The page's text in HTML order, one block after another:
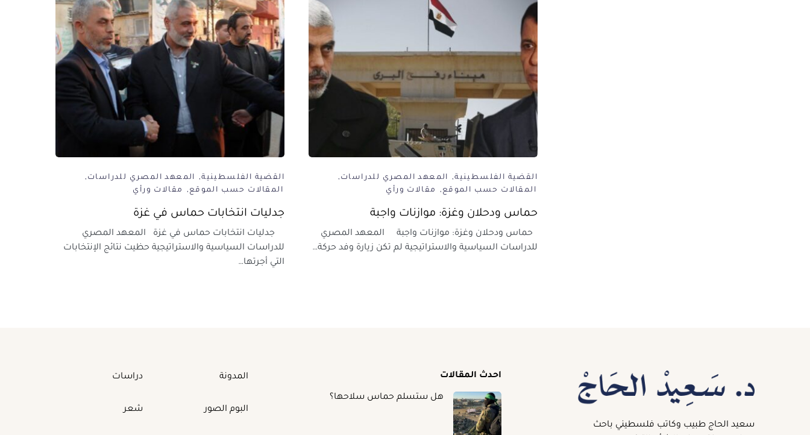
القضية الفلسطينية
المعهد المصري للدراسات
المقالات حسب الموقع
مقالات ورأي
حماس ودحلان وغزة: موازنات واجبة
حماس ودحلان وغزة: موازنات واجبة المعهد المصري
للدراسات السياسية والاستراتيجية لم تكن زيارة وفد حركة…
القضية الفلسطينية
المعهد المصري للدراسات
المقالات حسب الموقع
مقالات ورأي
جدليات انتخابات حماس في غزة
جدليات انتخابات حماس في غزة المعهد المصري
للدراسات السياسية والاستراتيجية حظيت نتائج الإنتخابات
التي أجرتها…
سعيد الحاج طبيب وكاتب فلسطيني باحث
احدث المقالات
هل ستسلم حماس سلاحها؟
المدونة دراسات
البوم الصور شعر